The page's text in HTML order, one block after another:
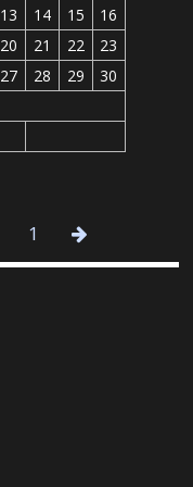
13 14 15
16
20 21 22
23
27 28 29
30
1